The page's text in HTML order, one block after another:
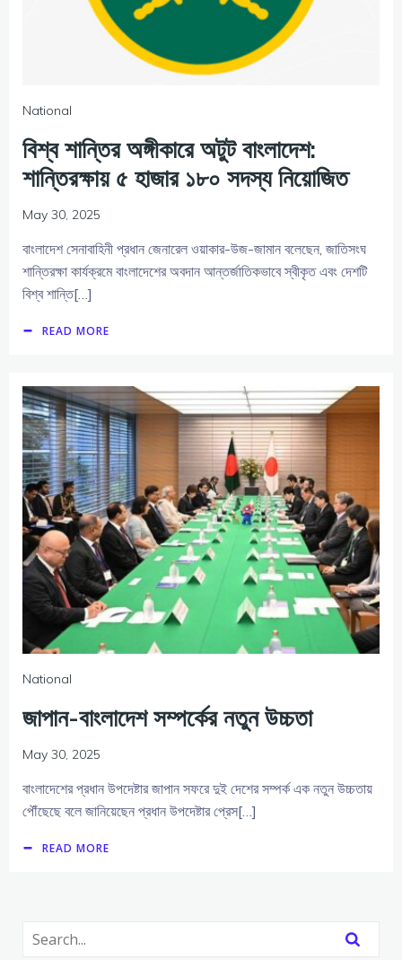
National
বিশ্ব শান্তির অঙ্গীকারে অটুট বাংলাদেশ:
শান্তিরক্ষায় ৫ হাজার ১৮০ সদস্য নিয়োজিত
May 30, 2025
বাংলাদেশ সেনাবাহিনী প্রধান জেনারেল ওয়াকার-উজ-জামান বলেছেন, জাতিসংঘ
শান্তিরক্ষা কার্যক্রমে বাংলাদেশের অবদান আন্তর্জাতিকভাবে স্বীকৃত এবং দেশটি
বিশ্ব শান্তি[…]
READ MORE
National
জাপান-বাংলাদেশ সম্পর্কের নতুন উচ্চতা
May 30, 2025
বাংলাদেশের প্রধান উপদেষ্টার জাপান সফরে দুই দেশের সম্পর্ক এক নতুন উচ্চতায়
পৌঁছেছে বলে জানিয়েছেন প্রধান উপদেষ্টার প্রেস[…]
READ MORE